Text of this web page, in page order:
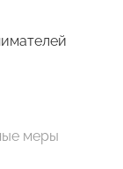
меры